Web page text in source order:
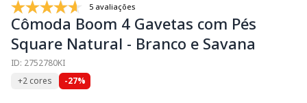
5 avaliações
Cômoda Boom 4 Gavetas com Pés
Square Natural - Branco e Savana
ID: 2752780KI
+2 cores
-27%